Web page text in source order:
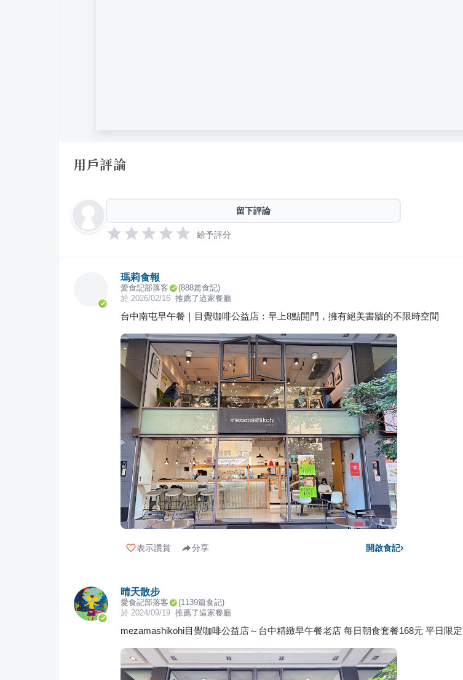
用戶評論
留下評論
給予評分
瑪莉食報
愛食記部落客 (888篇食記)
於 2026/02/16 推薦了這家餐廳
台中南屯早午餐｜目覺咖啡公益店：早上8點開門，擁有絕美書牆的不限時空間
表示讚賞 分享 開啟食記›
晴天散步
愛食記部落客 (1139篇食記)
於 2024/09/19 推薦了這家餐廳
mezamashikohi目覺咖啡公益店～台中精緻早午餐老店 每日朝食套餐168元 平日限定